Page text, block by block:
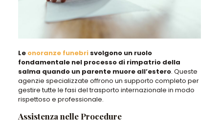
Le onoranze funebrisvolgono un ruolo
fondamentale nel processo di rimpatrio della
salma quando un parente muore all’estero. Queste
agenzie specializzate offrono un supporto completo per
gestire tutte le fasi del trasporto internazionale in modo
rispettoso e professionale.
Assistenza nelle Procedure